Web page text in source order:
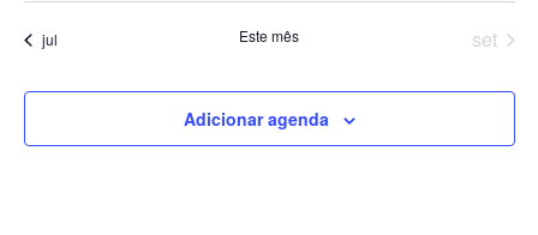
jul Este mês set
Adicionar agenda